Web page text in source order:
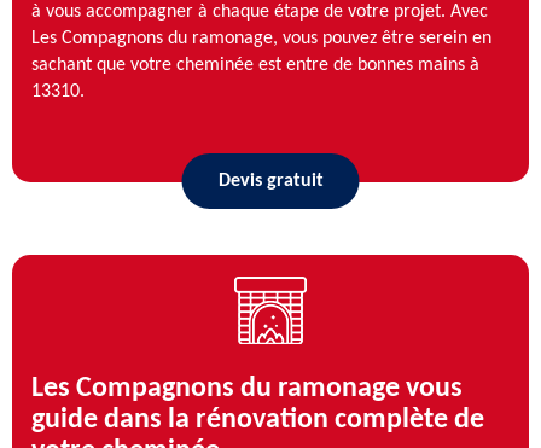
à vous accompagner à chaque étape de votre projet. Avec
Les Compagnons du ramonage, vous pouvez être serein en
sachant que votre cheminée est entre de bonnes mains à
13310.
Devis gratuit
Les Compagnons du ramonage vous
guide dans la rénovation complète de